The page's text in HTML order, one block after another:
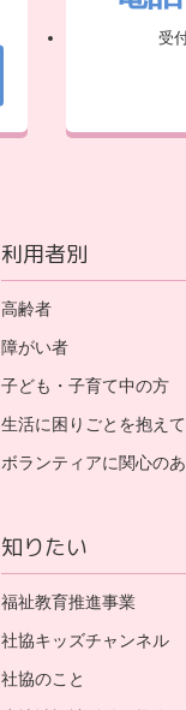
受
利用者別
高齢者
障がい者
子ども・子育て中の方
生活に困りごとを抱え
ボランティアに関心の
知りたい
福祉教育推進事業
社協キッズチャンネル
社協のこと